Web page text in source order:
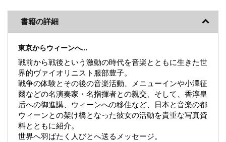
書籍の詳細
東京からウィーンへ…
戦前から戦後という激動の時代を音楽とともに生きた世
界的ヴァイオリニスト服部豊子。
戦争の体験とその後の音楽活動、メニューインや小澤征
爾などの名演奏家・名指揮者との親交、そして、香淳皇
后への御進講、ウィーンへの移住など、日本と音楽の都
ウィーンとの架け橋となった彼女の活動を貴重な写真資
料とともに紹介。
世界へ羽ばたく人びとへ送るメッセージ。